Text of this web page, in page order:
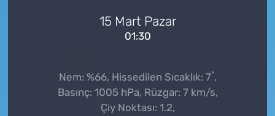
15 Mart Pazar
01:30
Nem: %66, Hissedilen Sıcaklık: 7°,
Basınç: 1005 hPa, Rüzgar: 7 km/s,
Çiy Noktası: 1.2,